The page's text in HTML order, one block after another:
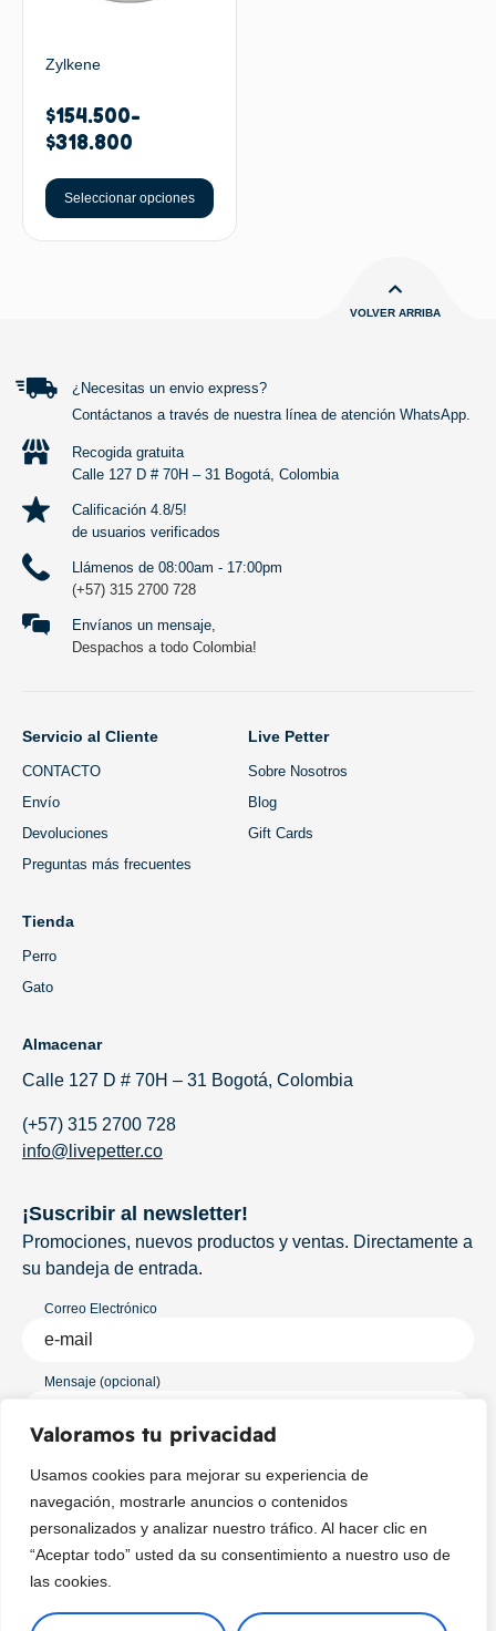
Valoramos tu privacidad
Usamos cookies para mejorar su experiencia de
navegación, mostrarle anuncios o contenidos
personalizados y analizar nuestro tráfico. Al hacer clic en
“Aceptar todo” usted da su consentimiento a nuestro uso de
las cookies.
Zylkene
$154.500-
$318.800
Seleccionar opciones
VOLVER ARRIBA
¿Necesitas un envio express?
Contáctanos a través de nuestra línea de atención WhatsApp.
Recogida gratuita
Calle 127 D # 70H – 31 Bogotá, Colombia
Calificación 4.8/5!
de usuarios verificados
Llámenos de 08:00am - 17:00pm
(+57) 315 2700 728
Envíanos un mensaje,
Despachos a todo Colombia!
Servicio al Cliente
CONTACTO
Envío
Devoluciones
Preguntas más frecuentes
Live Petter
Sobre Nosotros
Blog
Gift Cards
Tienda
Perro
Gato
Almacenar
Calle 127 D # 70H – 31 Bogotá, Colombia
(+57) 315 2700 728
info@livepetter.co
¡Suscribir al newsletter!
Promociones, nuevos productos y ventas. Directamente a
su bandeja de entrada.
Correo Electrónico
Mensaje (opcional)
Suscribir